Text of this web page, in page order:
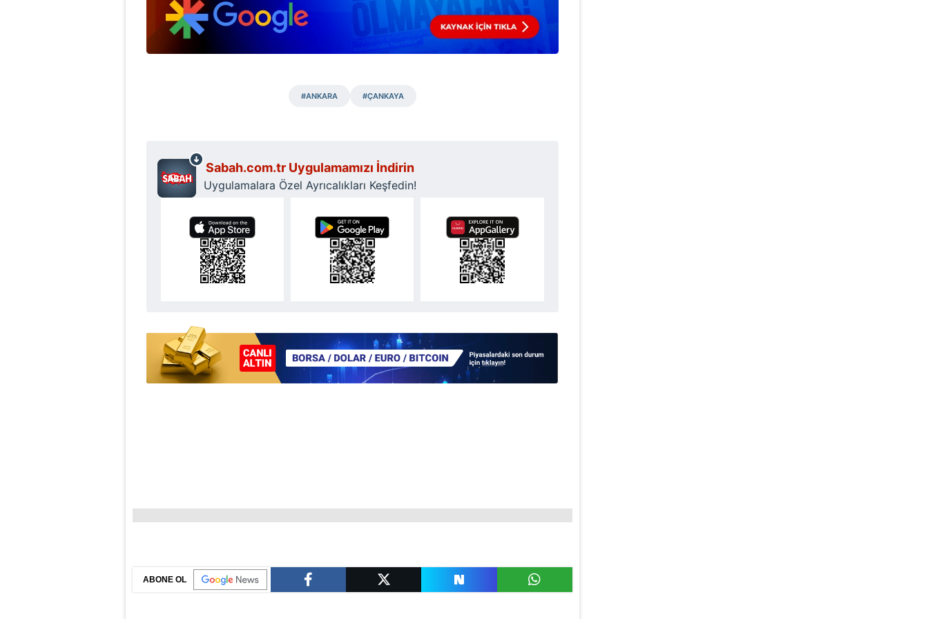
mevzuata uygun olarak kullanılan çerezlerle ilgili bilgi almak için lütfen tıklayınız
#ANKARA #ÇANKAYA
Sabah.com.tr Uygulamamızı İndirin
Uygulamalara Özel Ayrıcalıkları Keşfedin!
ABONE OL